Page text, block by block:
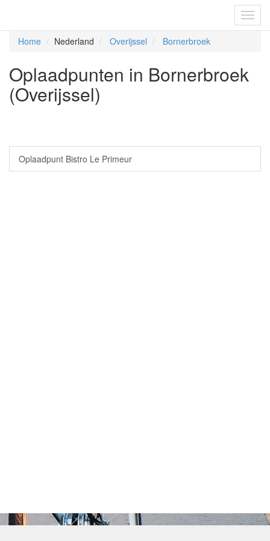
Home Nederland Overijssel Bornerbroek
Oplaadpunten in Bornerbroek
(Overijssel)
Oplaadpunt Bistro Le Primeur